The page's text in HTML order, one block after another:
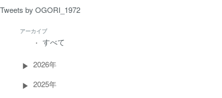
Tweets by OGORI_1972
アーカイブ
すべて
2026年
2025年